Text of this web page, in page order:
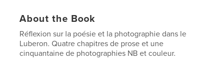
About the Book
Réflexion sur la poésie et la photographie dans le
Luberon. Quatre chapitres de prose et une
cinquantaine de photographies NB et couleur.